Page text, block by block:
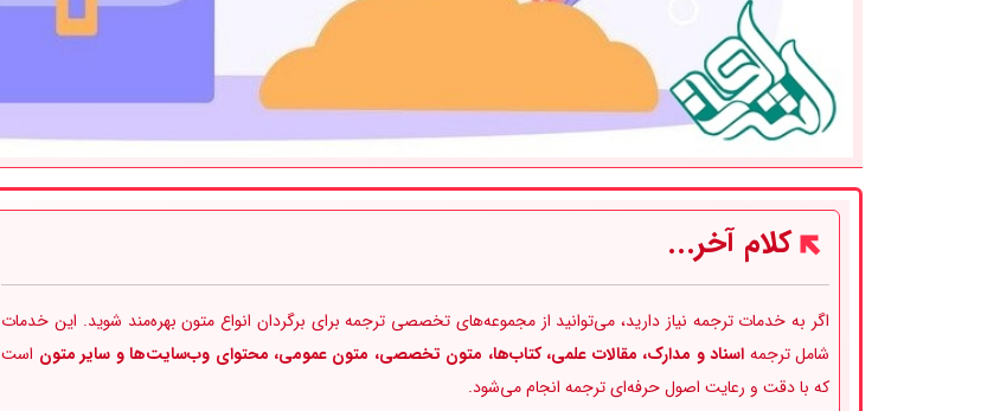
کلام آخر...
اگر به خدمات ترجمه نیاز دارید، می‌توانید از مجموعه‌های تخصصی ترجمه برای برگردان انواع متون بهره‌مند شوید. این خدمات
شامل ترجمه اسناد و مدارک، مقالات علمی، کتاب‌ها، متون تخصصی، متون عمومی، محتوای وب‌سایت‌ها و سایر متون است
که با دقت و رعایت اصول حرفه‌ای ترجمه انجام می‌شود.